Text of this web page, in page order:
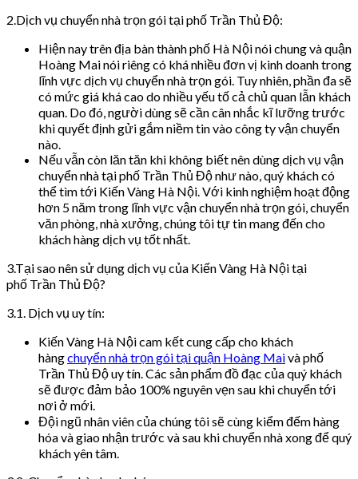
2.Dịch vụ chuyển nhà trọn gói tại phố Trần Thủ Độ:
Hiện nay trên địa bàn thành phố Hà Nội nói chung và quận
Hoàng Mai nói riêng có khá nhiều đơn vị kinh doanh trong
lĩnh vực dịch vụ chuyển nhà trọn gói. Tuy nhiên, phần đa sẽ
có mức giá khá cao do nhiều yếu tố cả chủ quan lẫn khách
quan. Do đó, người dùng sẽ cần cân nhắc kĩ lưỡng trước
khi quyết định gửi gắm niềm tin vào công ty vận chuyển
nào.
Nếu vẫn còn lăn tăn khi không biết nên dùng dịch vụ vận
chuyển nhà tại phố Trần Thủ Độ như nào, quý khách có
thể tìm tới Kiến Vàng Hà Nội. Với kinh nghiệm hoạt động
hơn 5 năm trong lĩnh vực vận chuyển nhà trọn gói, chuyển
văn phòng, nhà xưởng, chúng tôi tự tin mang đến cho
khách hàng dịch vụ tốt nhất.
3.Tại sao nên sử dụng dịch vụ của Kiến Vàng Hà Nội tại
phố Trần Thủ Độ?
3.1. Dịch vụ uy tín:
Kiến Vàng Hà Nội cam kết cung cấp cho khách
hàngchuyển nhà trọn gói tại quận Hoàng Maivà phố
Trần Thủ Độ uy tín. Các sản phẩm đồ đạc của quý khách
sẽ được đảm bảo 100% nguyên vẹn sau khi chuyển tới
nơi ở mới.
Đội ngũ nhân viên của chúng tôi sẽ cùng kiểm đếm hàng
hóa và giao nhận trước và sau khi chuyển nhà xong để quý
khách yên tâm.